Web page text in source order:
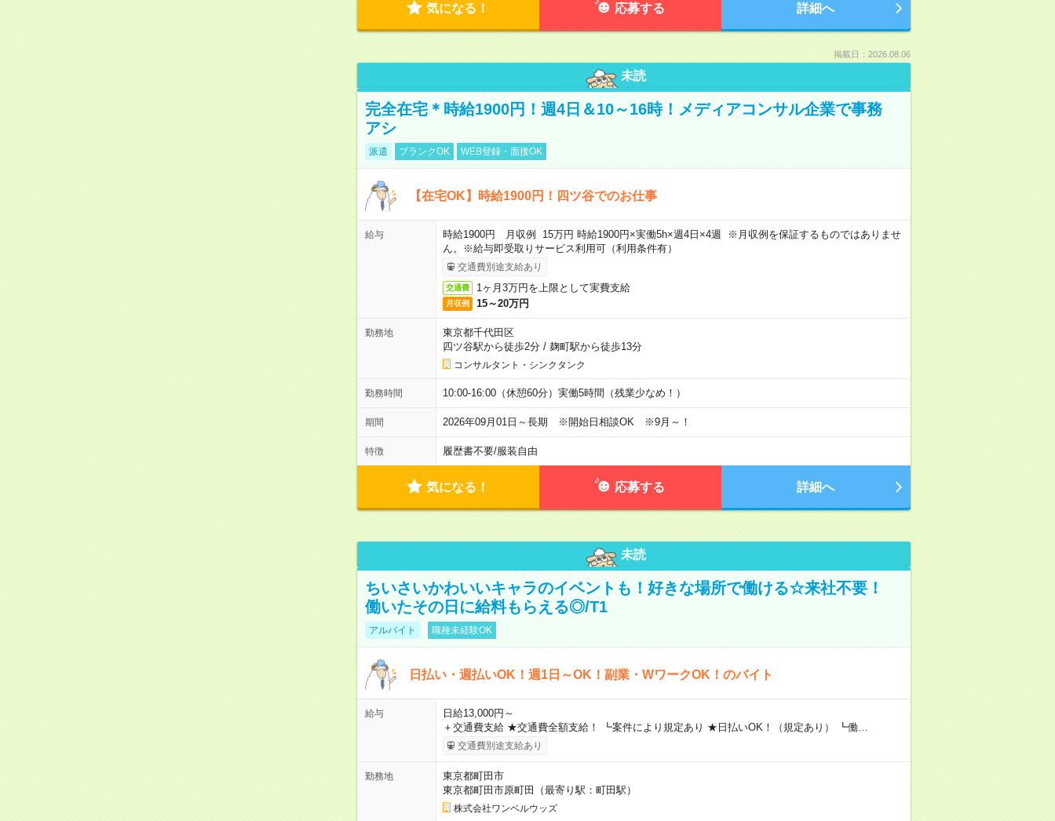
気になる！ 応募する 詳細へ
掲載日：2026.08.06
未読
完全在宅＊時給1900円！週4日＆10～16時！メディアコンサル企業で事務
アシ
派遣 ブランクOK WEB登録・面接OK
【在宅OK】時給1900円！四ツ谷でのお仕事
給与
時給1900円 月収例 15万円 時給1900円×実働5h×週4日×4週 ※月収例を保証するものではありませ
ん。※給与即受取りサービス利用可（利用条件有）
交通費別途支給あり
交通費 1ヶ月3万円を上限として実費支給
月収例 15～20万円
勤務地
東京都千代田区
四ツ谷駅から徒歩2分/ 麹町駅から徒歩13分
コンサルタント・シンクタンク
勤務時間 10:00-16:00（休憩60分）実働5時間（残業少なめ！）
期間 2026年09月01日～長期 ※開始日相談OK ※9月～！
特徴 履歴書不要/服装自由
気になる！ 応募する 詳細へ
未読
ちいさいかわいいキャラのイベントも！好きな場所で働ける☆来社不要！
働いたその日に給料もらえる◎/T1
アルバイト 職種未経験OK
日払い・週払いOK！週1日～OK！副業・WワークOK！のバイト
給与
日給13,000円～
＋交通費支給 ★交通費全額支給！ ┗案件により規定あり ★日払いOK！（規定あり） ┗働…
交通費別途支給あり
勤務地
東京都町田市
東京都町田市原町田（最寄り駅：町田駅）
株式会社ワンベルウッズ